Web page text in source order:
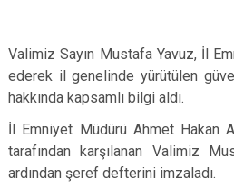
Valimiz Sayın Mustafa Yavuz, İl
ederek il genelinde yürütülen
hakkında kapsamlı bilgi aldı.
İl Emniyet Müdürü Ahmet Hakan
tarafından karşılanan Valimiz
ardından şeref defterini imzaladı.